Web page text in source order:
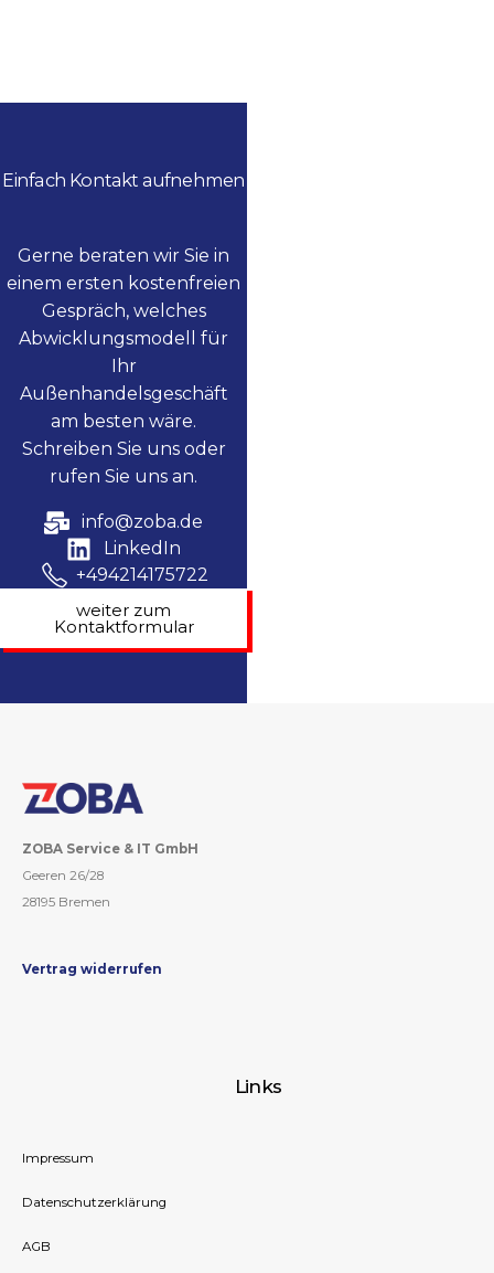
Einfach Kontakt aufnehmen
Gerne beraten wir Sie in
einem ersten kostenfreien
Gespräch, welches
Abwicklungsmodell für
Ihr
Außenhandelsgeschäft
am besten wäre.
Schreiben Sie uns oder
rufen Sie uns an.
info@zoba.de
LinkedIn
+494214175722
weiter zum
Kontaktformular
ZOBA Service & IT GmbH
Geeren 26/28
28195 Bremen
Vertrag widerrufen
Links
Impressum
Datenschutzerklärung
AGB